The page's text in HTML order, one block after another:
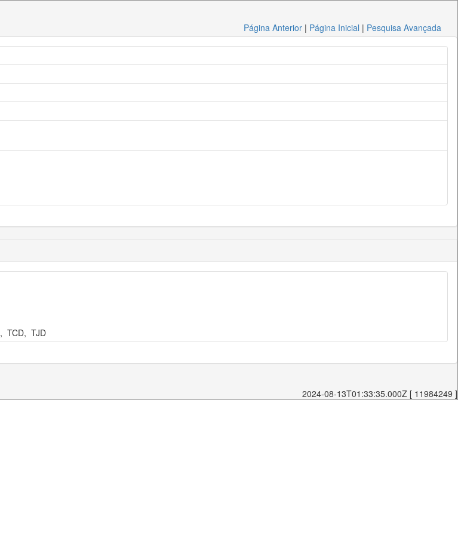
Página Anterior | Página Inicial | Pesquisa Avançada
, TCD, TJD
2024-08-13T01:33:35.000Z [ 11984249 ]